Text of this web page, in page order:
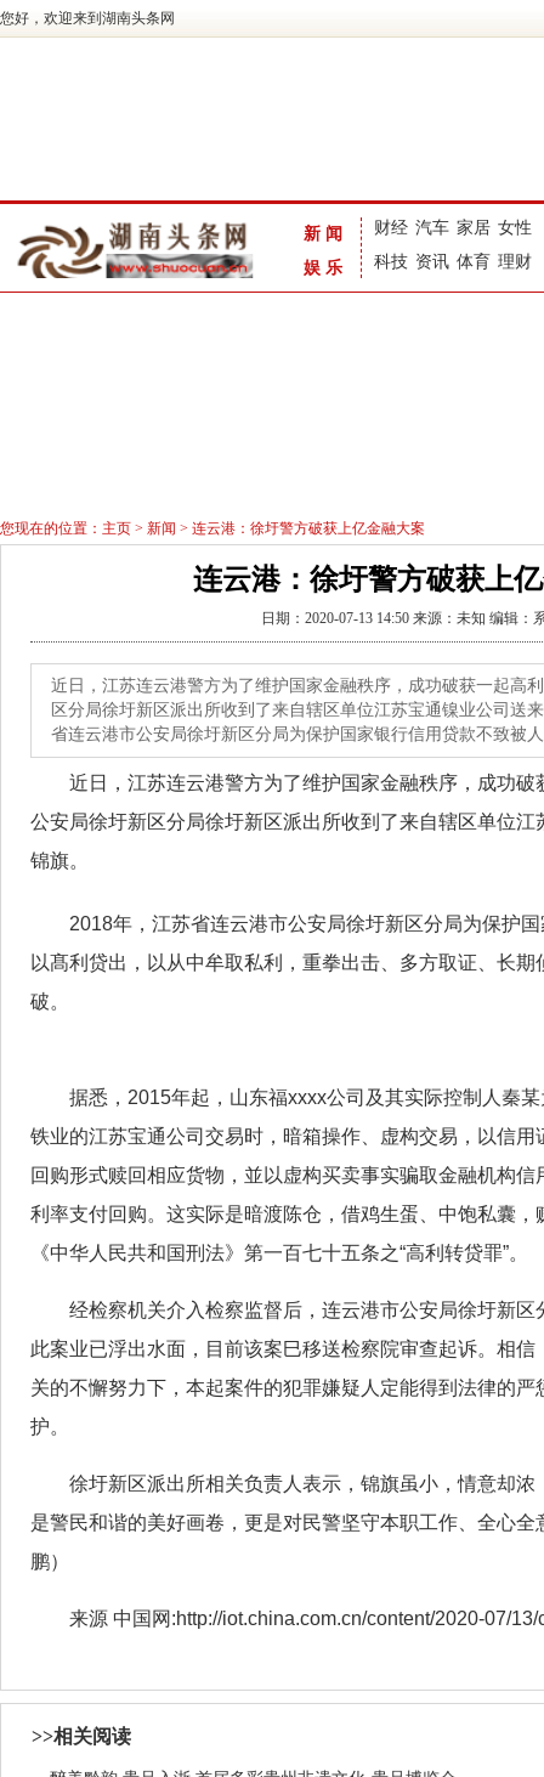
您好，欢迎来到湖南头条网
新闻
娱乐
财经 汽车 家居 女性
科技 资讯 体育 理财
您现在的位置： 主页 > 新闻 > 连云港：徐圩警方破获上亿金融大案
连云港：徐圩警方破获上
日期：2020-07-13 14:50 来源：未知 编辑：
近日，江苏连云港警方为了维护国家金融秩序，成功破获一起高
区分局徐圩新区派出所收到了来自辖区单位江苏宝通镍业公司送
省连云港市公安局徐圩新区分局为保护国家银行信用贷款不致被
近日，江苏连云港警方为了维护国家金融秩序，成功
公安局徐圩新区分局徐圩新区派出所收到了来自辖区单位
锦旗。
2018年，江苏省连云港市公安局徐圩新区分局为保护
以髙利贷出，以从中牟取私利，重拳出击、多方取证、长
破。
据悉，2015年起，山东福xxxx公司及其实际控制人秦
铁业的江苏宝通公司交易时，暗箱操作、虚构交易，以信
回购形式赎回相应货物，並以虚构买卖事实骗取金融机构
利率支付回购。这实际是暗渡陈仓，借鸡生蛋、中饱私囊
《中华人民共和国刑法》第一百七十五条之“高利转贷罪”。
经检察机关介入检察监督后，连云港市公安局徐圩新
此案业已浮出水面，目前该案巳移送检察院审查起诉。相
关的不懈努力下，本起案件的犯罪嫌疑人定能得到法律的
护。
徐圩新区派出所相关负责人表示，锦旗虽小，情意却
是警民和谐的美好画卷，更是对民警坚守本职工作、全心
鹏）
来源 中国网:http://iot.china.com.cn/content/2020-07/
>>相关阅读